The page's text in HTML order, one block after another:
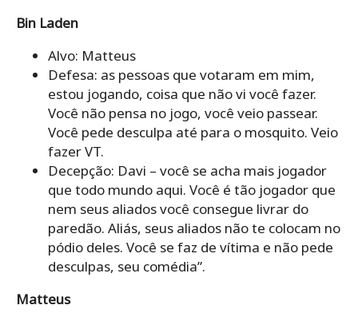
Bin Laden
Alvo: Matteus
Defesa: as pessoas que votaram em mim,
estou jogando, coisa que não vi você fazer.
Você não pensa no jogo, você veio passear.
Você pede desculpa até para o mosquito. Veio
fazer VT.
Decepção: Davi – você se acha mais jogador
que todo mundo aqui. Você é tão jogador que
nem seus aliados você consegue livrar do
paredão. Aliás, seus aliados não te colocam no
pódio deles. Você se faz de vítima e não pede
desculpas, seu comédia”.
Matteus